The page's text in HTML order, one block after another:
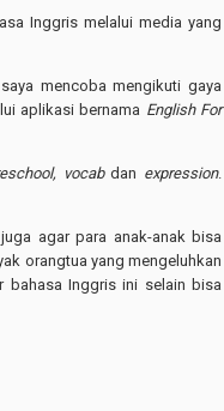
Inggris melalui media yang
mencoba mengikuti gaya
aplikasi bernama English For
vocabdan expression.
agar para anak-anak bisa
orangtua yang mengeluhkan
bahasa Inggris ini selain bisa